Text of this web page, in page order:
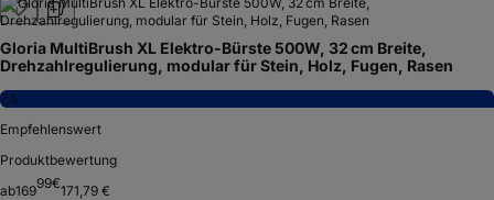
Gloria MultiBrush XL Elektro-Bürste 500W, 32 cm Breite,
Drehzahlregulierung, modular für Stein, Holz, Fugen, Rasen
7,5
Empfehlenswert
Produktbewertung
ab16999€171,79 €